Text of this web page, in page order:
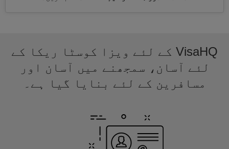
VisaHQ کے لئے ویزا کوسٹا ریکا کے
لئے آسان، سمجھنے میں آسان اور
مسافرین کے لئے بنایا گیا ہے۔